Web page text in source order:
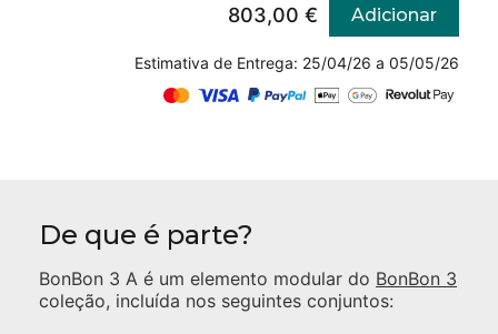
803,00 € Adicionar
Estimativa de Entrega: 25/04/26 a 05/05/26
De que é parte?
BonBon 3 A é um elemento modular do BonBon 3
coleção, incluída nos seguintes conjuntos: